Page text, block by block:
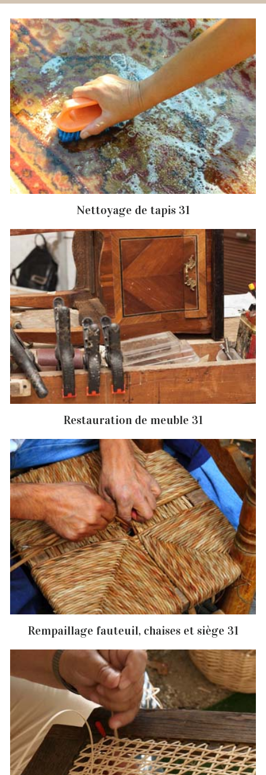
Nettoyage de tapis 31
Restauration de meuble 31
Rempaillage fauteuil, chaises et siège 31